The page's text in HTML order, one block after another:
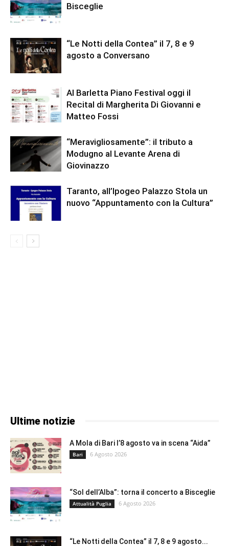
Bisceglie
“Le Notti della Contea” il 7, 8 e 9
agosto a Conversano
Al Barletta Piano Festival oggi il
Recital di Margherita Di Giovanni e
Matteo Fossi
“Meravigliosamente”: il tributo a
Modugno al Levante Arena di
Giovinazzo
Taranto, all’Ipogeo Palazzo Stola un
nuovo “Appuntamento con la Cultura”
Ultime notizie
A Mola di Bari l’8 agosto va in scena “Aida”
Bari 6 Agosto 2026
“Sol dell’Alba”: torna il concerto a Bisceglie
Attualità Puglia 6 Agosto 2026
“Le Notti della Contea” il 7, 8 e 9 agosto...